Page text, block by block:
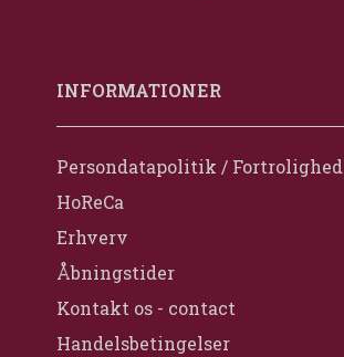
INFORMATIONER
Persondatapolitik / Fortrolighed
HoReCa
Erhverv
Åbningstider
Kontakt os - contact
Handelsbetingelser